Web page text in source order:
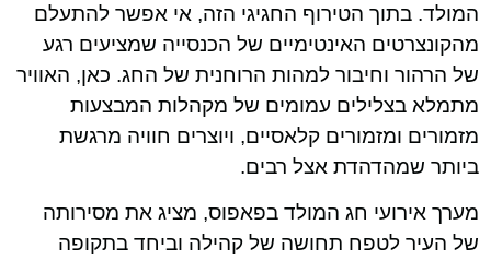
המולד. בתוך הטירוף החגיגי הזה, אי אפשר להתעלם
מהקונצרטים האינטימיים של הכנסייה שמציעים רגע
של הרהור וחיבור למהות הרוחנית של החג. כאן, האוויר
מתמלא בצלילים עמומים של מקהלות המבצעות
מזמורים ומזמורים קלאסיים, ויוצרים חוויה מרגשת
ביותר שמהדהדת אצל רבים.
מערך אירועי חג המולד בפאפוס, מציג את מסירותה
של העיר לטפח תחושה של קהילה וביחד בתקופה